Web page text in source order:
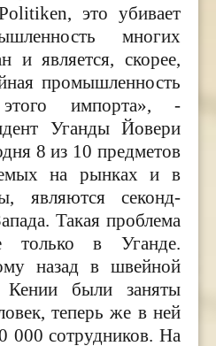
это убивает
многих
и является, скорее,
промышленность
импорта», -
Уганды Йовери
8 из 10 предметов
на рынках и в
являются секонд-
Такая проблема
только в Уганде.
назад в швейной
Кении были заняты
теперь же в ней
000 сотрудников. На